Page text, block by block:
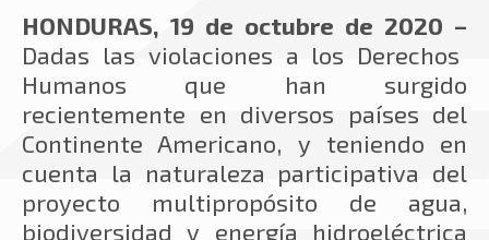
HONDURAS, 19 de octubre de 2020 –
Dadas las violaciones a los Derechos
Humanos que han surgido
recientemente en diversos países del
Continente Americano, y teniendo en
cuenta la naturaleza participativa del
proyecto multipropósito de agua,
biodiversidad y energía hidroeléctrica